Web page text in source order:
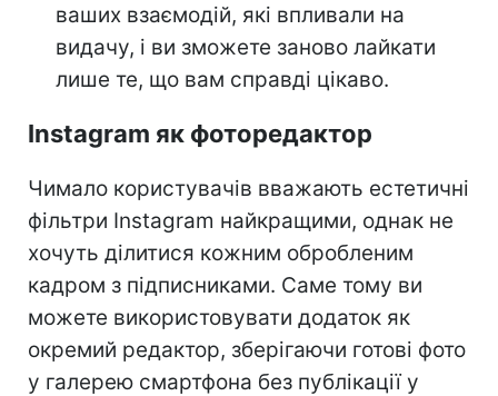
ваших взаємодій, які впливали на
видачу, і ви зможете заново лайкати
лише те, що вам справді цікаво.
Instagram як фоторедактор
Чимало користувачів вважають естетичні
фільтри Instagram найкращими, однак не
хочуть ділитися кожним обробленим
кадром з підписниками. Саме тому ви
можете використовувати додаток як
окремий редактор, зберігаючи готові фото
у галерею смартфона без публікації у